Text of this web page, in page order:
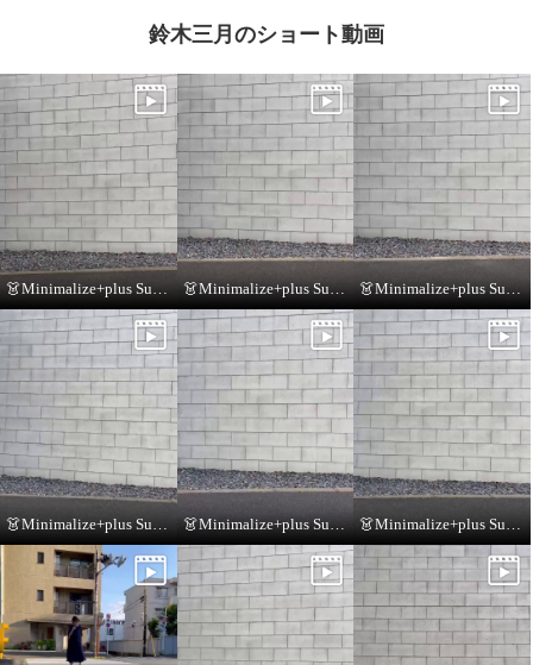
鈴木三月のショート動画
👗Minimalize+plus Summer Collection👗 👗Minimalize+plus Summer Collection👗
👗Minimalize+plus Summer Collection👗 👗Minimalize+plus Summer Collection👗 👗Minimalize+plus Summer Collection👗